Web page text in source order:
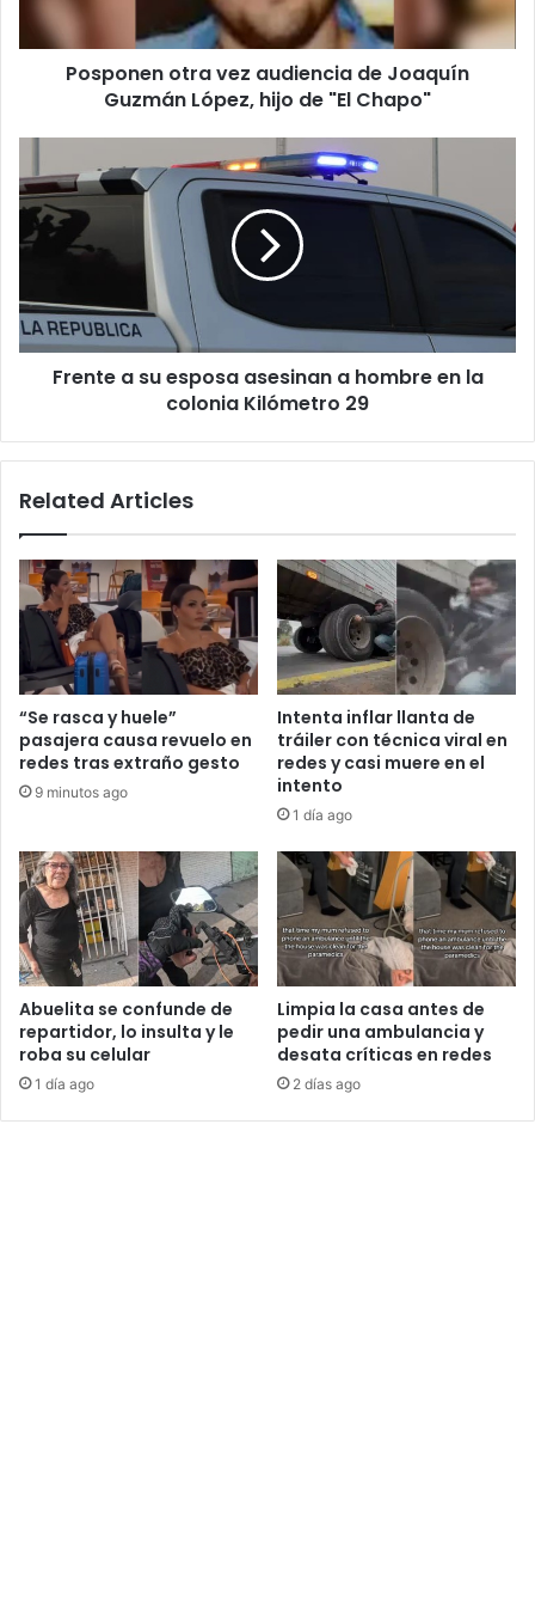
López,
hijo
Posponen otra vez audiencia de Joaquín
Guzmán López, hijo de "El Chapo"
a
su
esposa
asesinan
hombre
en
la
coloniaFrente a su esposa asesinan a hombre en la
colonia Kilómetro 29
Related Articles
“Se rasca y huele”
pasajera causa revuelo en
redes tras extraño gesto
9 minutos ago
Intenta inflar llanta de
tráiler con técnica viral en
redes y casi muere en el
intento
1 día ago
Abuelita se confunde de
repartidor, lo insulta y le
roba su celular
1 día ago
Limpia la casa antes de
pedir una ambulancia y
desata críticas en redes
2 días ago